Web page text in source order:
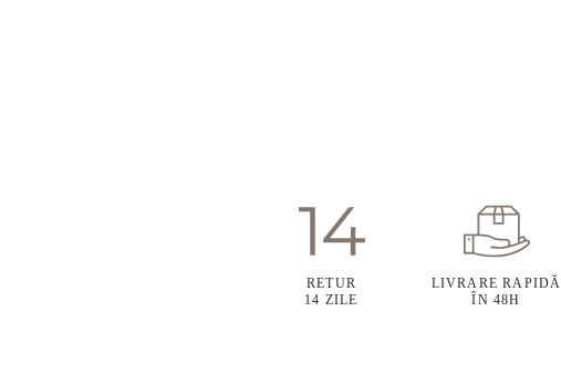
RETUR
14 ZILE
LIVRARE RAPIDĂ
ÎN 48H